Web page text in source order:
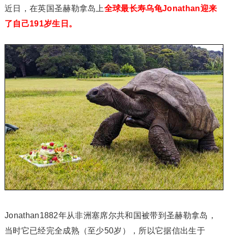
近日，在英国圣赫勒拿岛上全球最长寿乌龟Jonathan迎来
了自己191岁生日。
Jonathan1882年从非洲塞席尔共和国被带到圣赫勒拿岛，
当时它已经完全成熟（至少50岁），所以它据信出生于